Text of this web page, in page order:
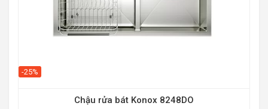
-25%
Chậu rửa bát Konox 8248DO